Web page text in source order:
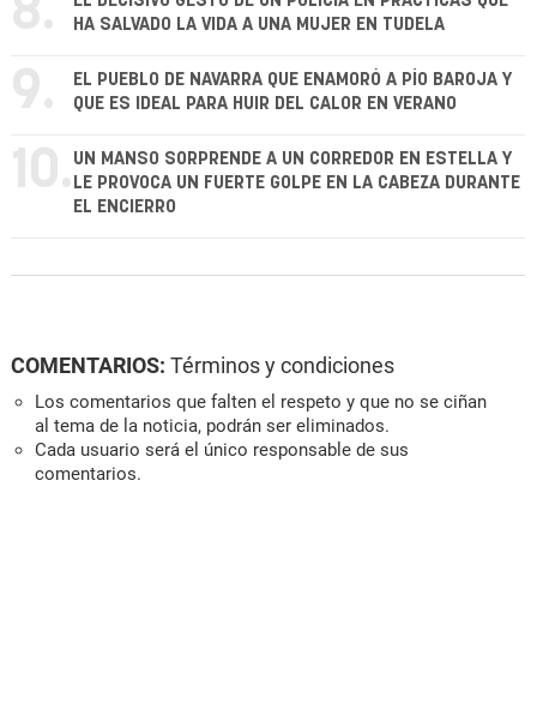
8.
HA SALVADO LA VIDA A UNA MUJER EN TUDELA
9.
EL PUEBLO DE NAVARRA QUE ENAMORÓ A PÍO BAROJA Y
QUE ES IDEAL PARA HUIR DEL CALOR EN VERANO
10. UN MANSO SORPRENDE A UN CORREDOR EN ESTELLA Y
LE PROVOCA UN FUERTE GOLPE EN LA CABEZA DURANTE
EL ENCIERRO
COMENTARIOS: Términos y condiciones
Los comentarios que falten el respeto y que no se ciñan
al tema de la noticia, podrán ser eliminados.
Cada usuario será el único responsable de sus
comentarios.